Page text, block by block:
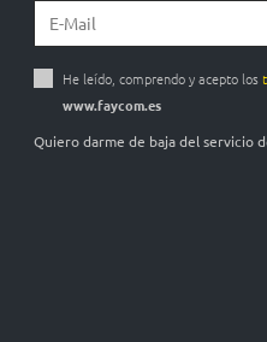
He leído, comprendo y acepto los
www.faycom.es
Quiero darme de baja del servicio